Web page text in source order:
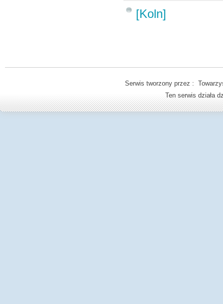
[Koln]
Serwis tworzony przez :
Ten serwis działa